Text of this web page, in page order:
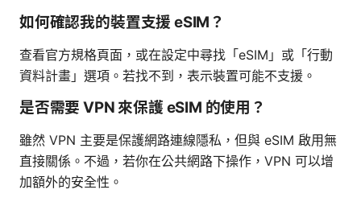
如何確認我的裝置支援 eSIM？
查看官方規格頁面，或在設定中尋找「eSIM」或「行動
資料計畫」選項。若找不到，表示裝置可能不支援。
是否需要 VPN 來保護 eSIM 的使用？
雖然 VPN 主要是保護網路連線隱私，但與 eSIM 啟用無
直接關係。不過，若你在公共網路下操作，VPN 可以增
加額外的安全性。